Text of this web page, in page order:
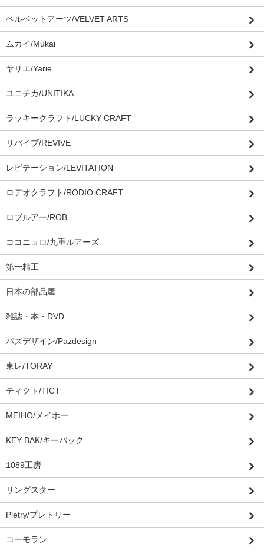
ベルベットアーツ/VELVET ARTS
ムカイ/Mukai
ヤリエ/Yarie
ユニチカ/UNITIKA
ラッキークラフト/LUCKY CRAFT
リバイブ/REVIVE
レビテーション/LEVITATION
ロデオクラフト/RODIO CRAFT
ロブルアー/ROB
ココニョロ/九重ルアーズ
第一精工
日本の部品屋
雑誌・本・DVD
パズデザイン/Pazdesign
東レ/TORAY
ティクト/TICT
MEIHO/メイホー
KEY-BAK/キーバック
1089工房
リングスター
Pletry/プレトリー
コーモラン